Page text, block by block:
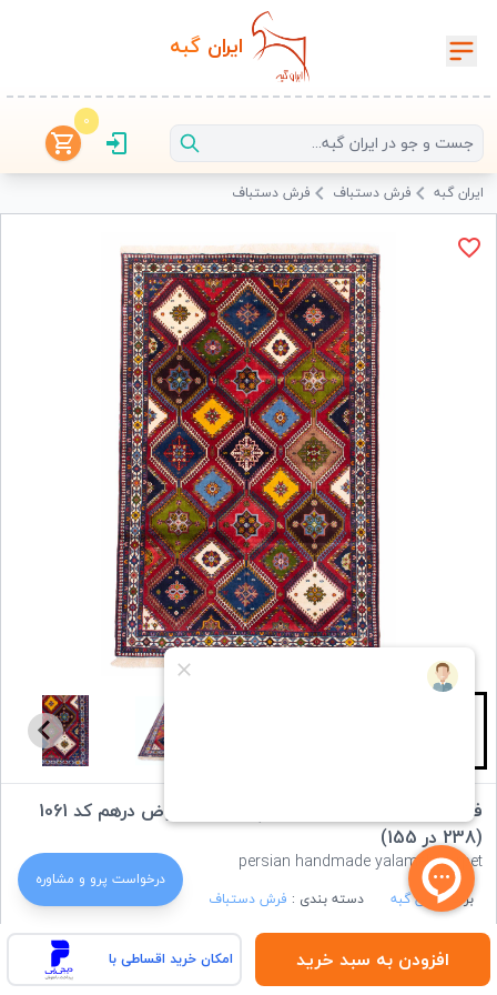
ایران‌گبه
0
ایران گبه فرش دستباف فرش دستباف
فرش دستباف قشقایی یلمه چهار متری حوض درهم کد 1061
(238 در 155)
persian handmade yalameh carpet
برند :ایران گبه دسته بندی : فرش دستباف
ویژگی های کالا:
درخواست‌ پرو و مشاوره
افزودن به سبد خرید امکان خرید اقساطی با